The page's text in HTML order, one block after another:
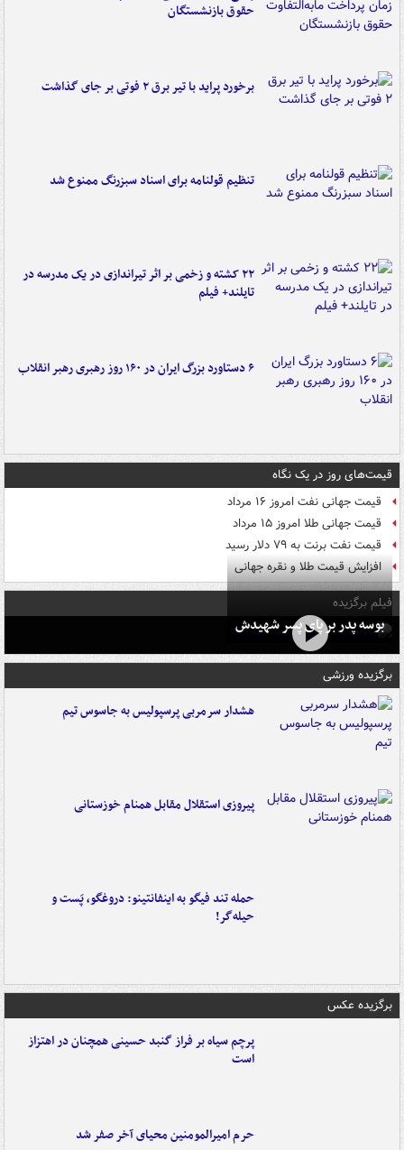
حقوق بازنشستگان
برخورد پراید با تیر برق ۲ فوتی بر جای گذاشت
تنظیم قولنامه برای اسناد سبزرنگ ممنوع شد
۲۲ کشته و زخمی بر اثر تیراندازی در یک مدرسه در
تایلند+ فیلم
۶ دستاورد بزرگ ایران در ۱۶۰ روز رهبری رهبر انقلاب
قیمت‌های روز در یک نگاه
قیمت جهانی نفت امروز ۱۶ مرداد
قیمت جهانی طلا امروز ۱۵ مرداد
قیمت نفت برنت به ۷۹ دلار رسید
افزایش قیمت طلا و نقره جهانی
فیلم برگزیده
بوسه‌ پدر بر پای پسر شهیدش
برگزیده ورزشی
هشدار سرمربی پرسپولیس به جاسوس تیم
پیروزی استقلال مقابل همنام خوزستانی
حمله تند فیگو به اینفانتینو: دروغگو، پَست‌ و
حیله‌گر!
برگزیده عکس
پرچم سیاه بر فراز گنبد حسینی همچنان در اهتزاز
است
حرم امیرالمومنین محیای آخر صفر شد